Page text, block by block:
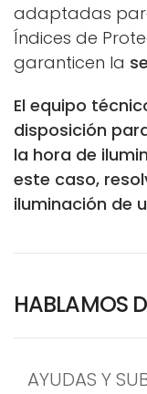
adaptadas
Índices de
garanticen la
El equipo
disposición
la hora de
este caso,
iluminación de
HABLAMOS
AYUDAS Y